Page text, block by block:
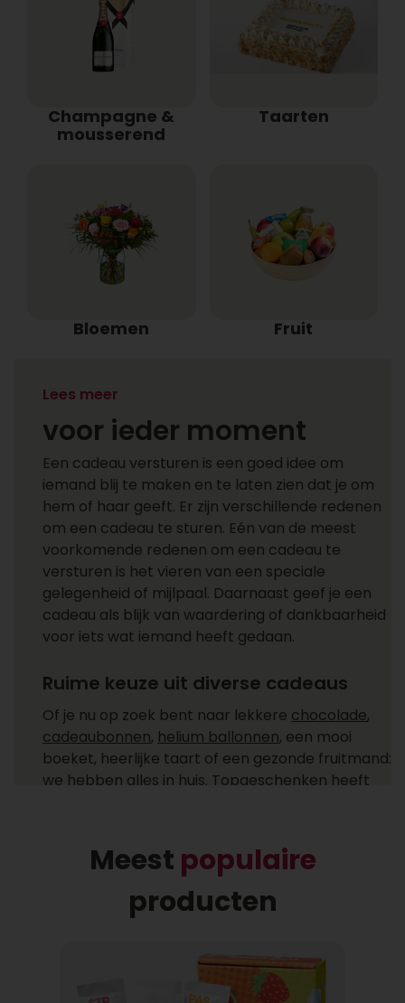
Champagne &
mousserend
Taarten
Bloemen Fruit
Een cadeau versturen
voor ieder moment
Een cadeau versturen is een goed idee om
iemand blij te maken en te laten zien dat je om
hem of haar geeft. Er zijn verschillende redenen
om een cadeau te sturen. Eén van de meest
voorkomende redenen om een cadeau te
versturen is het vieren van een speciale
gelegenheid of mijlpaal. Daarnaast geef je een
cadeau als blijk van waardering of dankbaarheid
voor iets wat iemand heeft gedaan.
Ruime keuze uit diverse cadeaus
Of je nu op zoek bent naar lekkere chocolade,
cadeaubonnen, helium ballonnen, een mooi
boeket, heerlijke taart of een gezonde fruitmand:
we hebben alles in huis. Topgeschenken heeft
heerlijke chocolade of combineer je het allebei
met een helium ballon uit ons ruime
Bij wie laat jij een cadeau bezorgen? Een cadeau
bezorgen bij één of meer ontvangers is niet
Lees meer
Meest populaire
producten